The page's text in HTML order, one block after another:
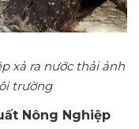
xả ra nước thải ảnh
trường
Nông Nghiệp